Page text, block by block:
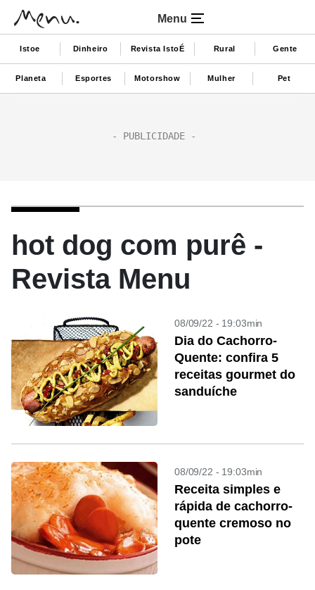
Menu
Istoe Dinheiro Revista IstoÉ Rural Gente
Planeta Esportes Motorshow Mulher Pet
hot dog com purê -
Revista Menu
08/09/22 - 19:03min
Dia do Cachorro-
Quente: confira 5
receitas gourmet do
sanduíche
08/09/22 - 19:03min
Receita simples e
rápida de cachorro-
quente cremoso no
pote